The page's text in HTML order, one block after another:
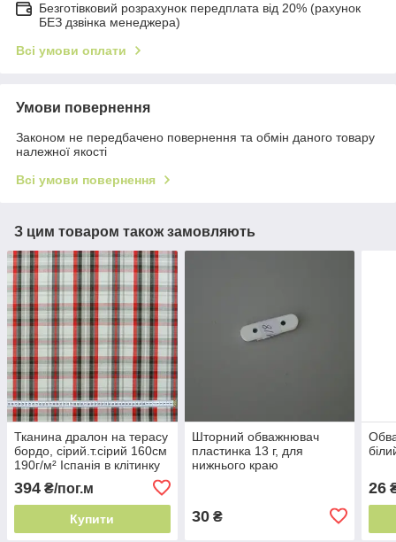
Безготівковий розрахунок передплата від 20% (рахунок
БЕЗ дзвінка менеджера)
Всі умови оплати
Умови повернення
Законом не передбачено повернення та обмін даного товару
належної якості
Всі умови повернення
З цим товаром також замовляють
Тканина дралон на терасу
бордо, сiрий.т.сiрий 160см
190г/м² Іспанія в клітинку
394 ₴/пог.м
Купити
Шторний обважнювач
пластинка 13 г, для
нижнього краю
30₴
26